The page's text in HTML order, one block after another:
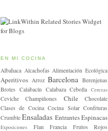
EN MI COCINA
Albahaca Alcachofas Alimentación Ecológica
Aperitivos Arroz Barcelona
Berenjenas
Brotes Calabacín Calabaza Cebolla Cerezas
Ceviche Champiñones Chile
Chocolate
Clases de Cocina Cocina Solar Confituras
Crumble Ensaladas EntrantesEspinacas
Exposiciones Flan Francia
Frutos Rojos